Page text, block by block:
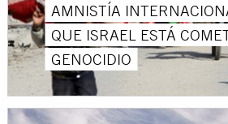
AMNISTÍA
QUE ISRAEL ESTÁ
GENOCIDIO